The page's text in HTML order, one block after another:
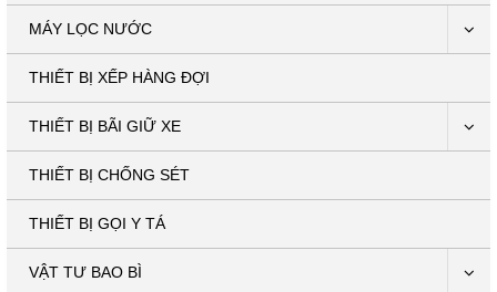
MÁY LỌC NƯỚC
THIẾT BỊ XẾP HÀNG ĐỢI
THIẾT BỊ BÃI GIỮ XE
THIẾT BỊ CHỐNG SÉT
THIẾT BỊ GỌI Y TÁ
VẬT TƯ BAO BÌ